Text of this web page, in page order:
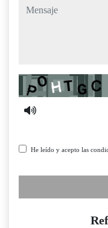
mensaje
Captcha
He leído y acepto las